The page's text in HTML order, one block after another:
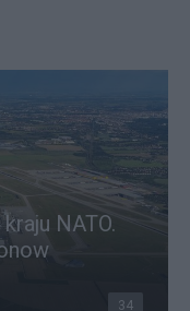
NATO.
34